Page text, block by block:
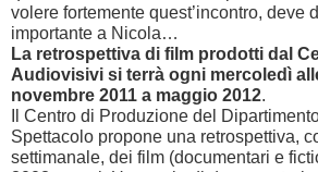
volere fortemente quest’incontro, deve
importante a Nicola…
La retrospettiva di film prodotti dal
Audiovisivi si terrà ogni mercoledì
novembre 2011 a maggio 2012.
Il Centro di Produzione del
Spettacolo propone una retrospettiva,
settimanale, dei film (documentari e